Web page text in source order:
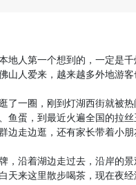
地人第一个想到的，一定是
山人爱来，越来越多外地游客
了一圈，刚到灯湖西街就被
鱼蛋，到最近火遍全国的拉
边走边逛，还有家长带着小
，沿着湖边走过去，沿岸的
天来这里散步喝茶，现在夜